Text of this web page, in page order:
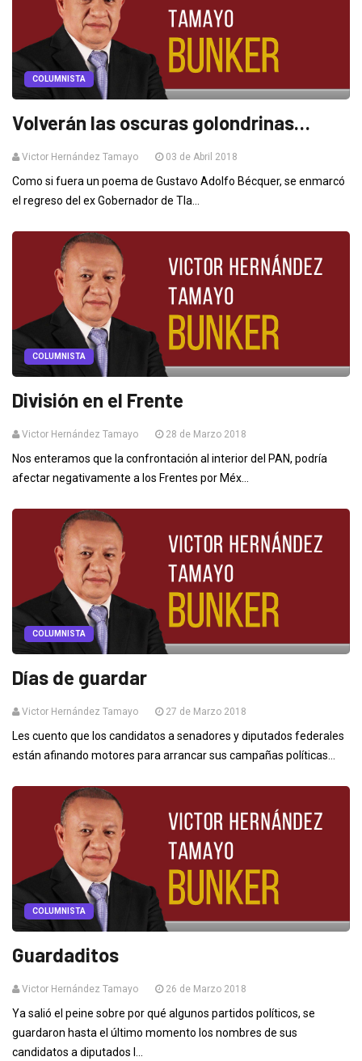
COLUMNISTA
Volverán las oscuras golondrinas…
Victor Hernández Tamayo 03 de Abril 2018
Como si fuera un poema de Gustavo Adolfo Bécquer, se enmarcó
el regreso del ex Gobernador de Tla...
COLUMNISTA
División en el Frente
Victor Hernández Tamayo 28 de Marzo 2018
Nos enteramos que la confrontación al interior del PAN, podría
afectar negativamente a los Frentes por Méx...
COLUMNISTA
Días de guardar
Victor Hernández Tamayo 27 de Marzo 2018
Les cuento que los candidatos a senadores y diputados federales
están afinando motores para arrancar sus campañas políticas...
COLUMNISTA
Guardaditos
Victor Hernández Tamayo 26 de Marzo 2018
Ya salió el peine sobre por qué algunos partidos políticos, se
guardaron hasta el último momento los nombres de sus
candidatos a diputados l...